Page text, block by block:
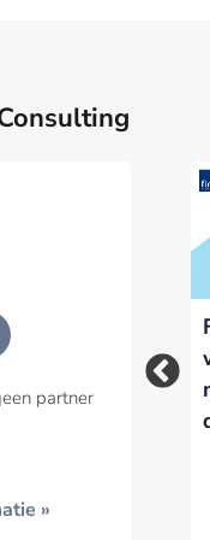
partner
»
Een
het
Mining kan
sturing
banken